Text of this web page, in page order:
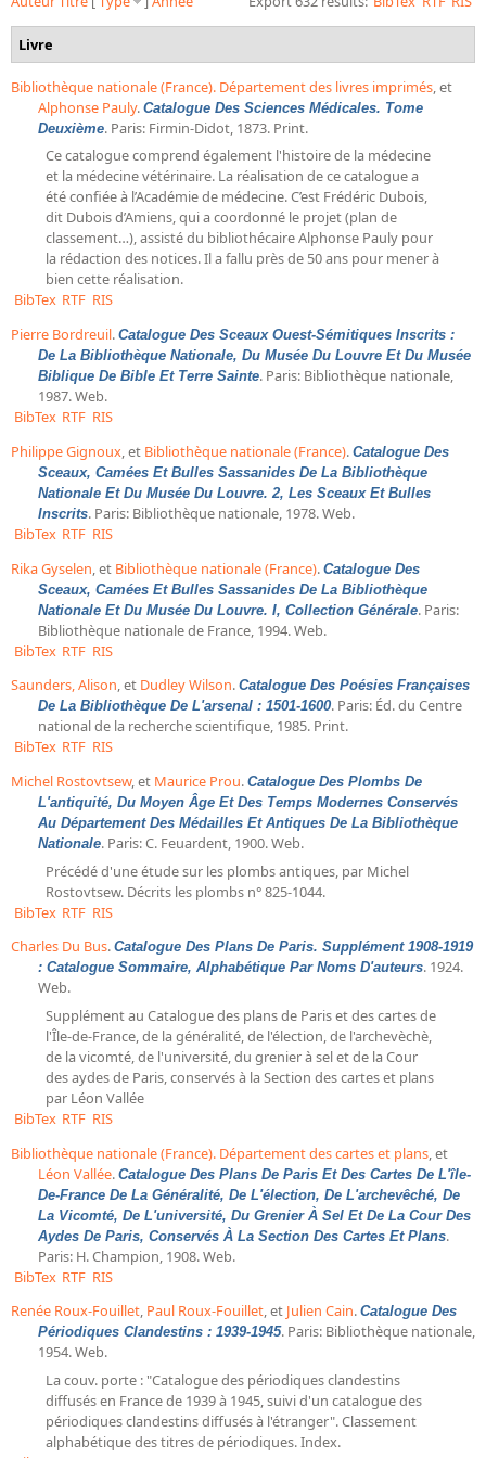
Bibliographie historique de la Bibliothèque nationale de
Dictionnaire de la BnF
Dictionnaire BnF : recherche avancée
Dictionnaire BnF : index
Dictionnaire des fonds spéciaux et des principales collections et
provenances
Recherche de fonds, collections et provenances
L'histoire de la BnF en objets
Explorer
Organigrammes de la bibliothèque
Rapports d'activité de la Bibliothèque
Répertoire
Répertoire des catalogues d'expositions
Répertoire des catalogues
Publications
Guides des sources publiés
Ouvrages et documents sur la BnF numérisés dans Gallica
Revue de la Bibliothèque nationale de France
Listes et biographies des directeurs de départements
Implantations de la Bibliothèque nationale de France
Le fil de l'histoire (frise chonologique)
La Bibliothèque nationale de France à livre ouvert
Gallica - Son histoire
Dépôt de la Commission de récupération artistique
Appels
Appel à chercheurs : bourse Comité d’histoire de la BnF
Appel à projets
Recherche de sujets de recherche
Faire une suggestion de recherche
Fournir un témoignage et/ou un document
Livre
Bibliothèque nationale (France). Département des livres imprimés, et
Alphonse Pauly. Catalogue Des Sciences Médicales. Tome
Deuxième. Paris: Firmin-Didot, 1873. Print.
Ce catalogue comprend également l'histoire de la médecine
et la médecine vétérinaire. La réalisation de ce catalogue a
été confiée à l’Académie de médecine. C’est Frédéric Dubois,
dit Dubois d’Amiens, qui a coordonné le projet (plan de
classement…), assisté du bibliothécaire Alphonse Pauly pour
la rédaction des notices. Il a fallu près de 50 ans pour mener à
bien cette réalisation.
BibTex RTF RIS
Pierre Bordreuil. Catalogue Des Sceaux Ouest-Sémitiques Inscrits :
De La Bibliothèque Nationale, Du Musée Du Louvre Et Du Musée
Biblique De Bible Et Terre Sainte. Paris: Bibliothèque nationale,
1987. Web.
BibTex RTF RIS
Philippe Gignoux, et Bibliothèque nationale (France). Catalogue Des
Sceaux, Camées Et Bulles Sassanides De La Bibliothèque
Nationale Et Du Musée Du Louvre. 2, Les Sceaux Et Bulles
Inscrits. Paris: Bibliothèque nationale, 1978. Web.
BibTex RTF RIS
Rika Gyselen , et Bibliothèque nationale (France). Catalogue Des
Sceaux, Camées Et Bulles Sassanides De La Bibliothèque
Nationale Et Du Musée Du Louvre. I, Collection Générale. Paris:
Bibliothèque nationale de France, 1994. Web.
BibTex RTF RIS
Saunders, Alison, et Dudley Wilson. Catalogue Des Poésies Françaises
De La Bibliothèque De L'arsenal : 1501-1600. Paris: Éd. du Centre
national de la recherche scientifique, 1985. Print.
BibTex RTF RIS
Michel Rostovtsew, et Maurice Prou. Catalogue Des Plombs De
L'antiquité, Du Moyen Âge Et Des Temps Modernes Conservés
Au Département Des Médailles Et Antiques De La Bibliothèque
Nationale. Paris: C. Feuardent, 1900. Web.
Précédé d'une étude sur les plombs antiques, par Michel
Rostovtsew. Décrits les plombs n° 825-1044.
BibTex RTF RIS
Charles Du Bus. Catalogue Des Plans De Paris. Supplément 1908-1919
: Catalogue Sommaire, Alphabétique Par Noms D'auteurs. 1924.
Web.
Supplément au Catalogue des plans de Paris et des cartes de
l'Île-de-France, de la généralité, de l'élection, de l'archevèchè,
de la vicomté, de l'université, du grenier à sel et de la Cour
des aydes de Paris, conservés à la Section des cartes et plans
par Léon Vallée
BibTex RTF RIS
Bibliothèque nationale (France). Département des cartes et plans , et
Léon Vallée. Catalogue Des Plans De Paris Et Des Cartes De L'île-
De-France De La Généralité, De L'élection, De L'archevêché, De
La Vicomté, De L'université, Du Grenier À Sel Et De La Cour Des
Aydes De Paris, Conservés À La Section Des Cartes Et Plans.
Paris: H. Champion, 1908. Web.
BibTex RTF RIS
Renée Roux-Fouillet, Paul Roux-Fouillet, et Julien Cain. Catalogue Des
Périodiques Clandestins : 1939-1945. Paris: Bibliothèque nationale,
1954. Web.
La couv. porte : "Catalogue des périodiques clandestins
diffusés en France de 1939 à 1945, suivi d'un catalogue des
périodiques clandestins diffusés à l'étranger". Classement
alphabétique des titres de périodiques. Index.